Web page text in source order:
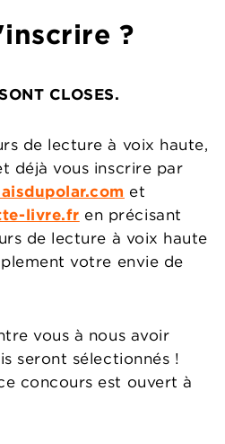
?
CLOSES.
de lecture à voix haute,
déjà vous inscrire par
et
livre.fr en précisant
de lecture à voix haute
votre envie de
vous à nous avoir
seront sélectionnés !
concours est ouvert à